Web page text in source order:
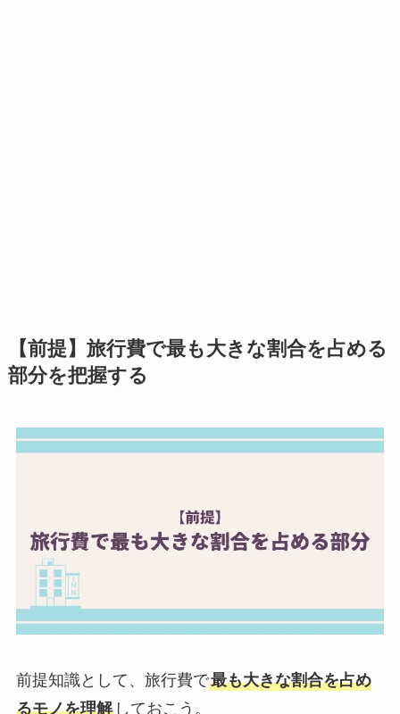
【前提】旅行費で最も大きな割合を占める
部分を把握する
前提知識として、旅行費で最も大きな割合を占め
るモノを理解しておこう。